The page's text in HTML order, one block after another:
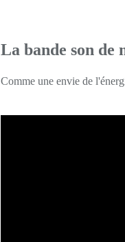
La bande son de
Comme une envie de